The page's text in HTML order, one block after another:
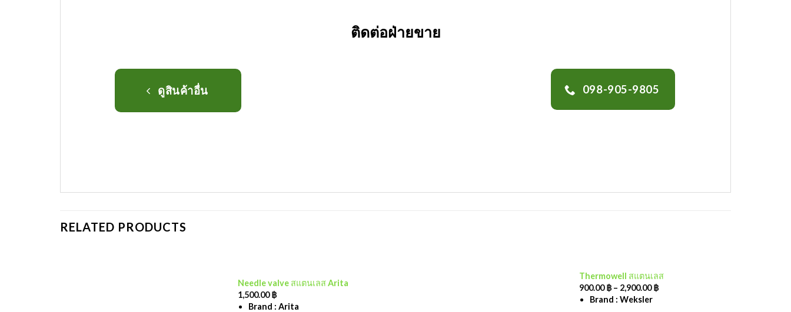
ติดต่อฝ่ายขาย
ดูสินค้าอื่น 098-905-9805
RELATED PRODUCTS
Needle valve สแตนเลส Arita
1,500.00฿
Brand : Arita
Thermowell สแตนเลส
900.00฿– 2,900.00฿
Brand : Weksler